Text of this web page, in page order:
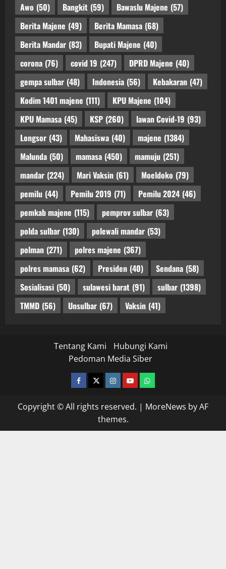
Awo (50) Bangkit (59) Bawaslu Majene (57)
Berita Majene (49) Berita Mamasa (68)
Berita Mandar (83) Bupati Majene (40)
corona (76) covid 19 (247) DPRD Majene (40)
gempa sulbar (48) Indonesia (56) Kebakaran (47)
Kodim 1401 majene (111) KPU Majene (104)
KPU Mamasa (45) KSP (260) lawan Covid-19 (93)
Longsor (43) Mahasiswa (40) majene (1384)
Malunda (50) mamasa (450) mamuju (251)
mandar (224) Mari Vaksin (61) Moeldoko (79)
pemilu (44) Pemilu 2019 (71) Pemilu 2024 (46)
pemkab majene (115) pemprov sulbar (63)
polda sulbar (130) polewali mandar (53)
polman (271) polres majene (367)
polres mamasa (62) Presiden (40) Sendana (58)
Sosialisasi (50) sulawesi barat (91) sulbar (1398)
TMMD (56) Unsulbar (67) Vaksin (41)
Tentang Kami
Hubungi Kami
Pedoman Media Siber
facebooktwitterinstagram.com
youtubewhatsapp
Copyright © All rights reserved. | MoreNews by AF
themes.